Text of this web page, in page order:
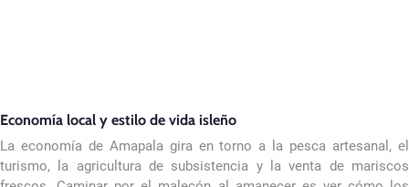
Economía local y estilo de vida isleño
La economía de Amapala gira en torno a la pesca artesanal, el
turismo, la agricultura de subsistencia y la venta de mariscos